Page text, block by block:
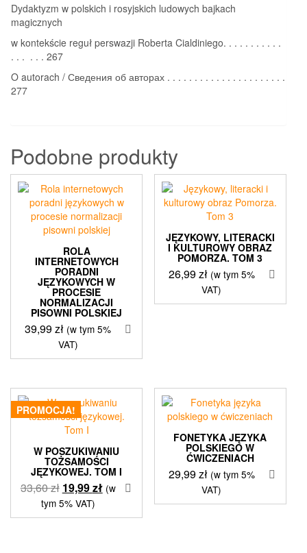
Dydaktyzm w polskich i rosyjskich ludowych bajkach
magicznych
w kontekście reguł perswazji Roberta Cialdiniego. . . . . . . . . . .
. . . . . . 267
O autorach / Сведения об авторах . . . . . . . . . . . . . . . . . . . . . .
277
Podobne produkty
ROLA
INTERNETOWYCH
PORADNI
JĘZYKOWYCH W
PROCESIE
NORMALIZACJI
PISOWNI POLSKIEJ
39,99zł (w tym 5%
VAT)
JĘZYKOWY, LITERACKI
I KULTUROWY OBRAZ
POMORZA. TOM 3
26,99zł (w tym 5%
VAT)
PROMOCJA!
W POSZUKIWANIU
TOŻSAMOŚCI
JĘZYKOWEJ. TOM I
33,60zł Pierwotna
cena
wynosiła:
19,99złAktualna
wynosi:
(w
tym 5% VAT)
FONETYKA JĘZYKA
POLSKIEGO W
ĆWICZENIACH
29,99zł (w tym 5%
VAT)